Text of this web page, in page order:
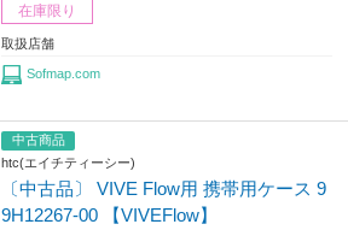
在庫限り
取扱店舗
Sofmap.com
中古商品
htc(エイチティーシー)
〔中古品〕 VIVE Flow用 携帯用ケース 9
9H12267-00 【VIVEFlow】